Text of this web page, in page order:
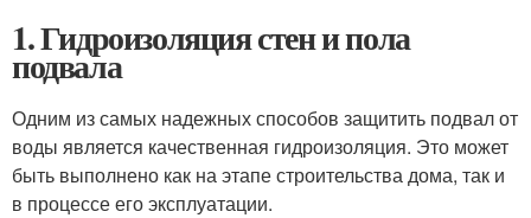
1. Гидроизоляция стен и пола
подвала
Одним из самых надежных способов защитить подвал от
воды является качественная гидроизоляция. Это может
быть выполнено как на этапе строительства дома, так и
в процессе его эксплуатации.